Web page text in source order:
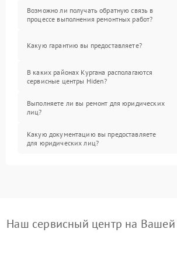
Возможно ли получать обратную связь в
процессе выполнения ремонтных работ?
Какую гарантию вы предоставляете?
В каких районах Кургана располагаются
сервисные центры Hiden?
Выполняете ли вы ремонт для юридических
лиц?
Какую документацию вы предоставляете
для юридических лиц?
Наш сервисный центр на Вашей